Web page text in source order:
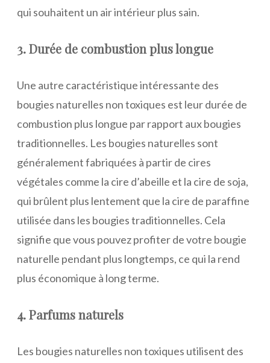
qui souhaitent un air intérieur plus sain.
3. Durée de combustion plus longue
Une autre caractéristique intéressante des
bougies naturelles non toxiques est leur durée de
combustion plus longue par rapport aux bougies
traditionnelles. Les bougies naturelles sont
généralement fabriquées à partir de cires
végétales comme la cire d’abeille et la cire de soja,
qui brûlent plus lentement que la cire de paraffine
utilisée dans les bougies traditionnelles. Cela
signifie que vous pouvez profiter de votre bougie
naturelle pendant plus longtemps, ce qui la rend
plus économique à long terme.
4. Parfums naturels
Les bougies naturelles non toxiques utilisent des